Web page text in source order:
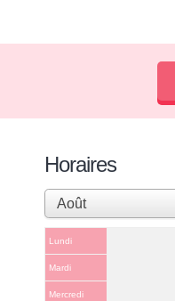
Horaires
Lundi
Mardi
Mercredi